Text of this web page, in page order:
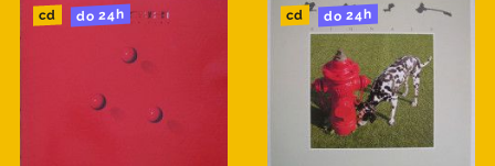
cd do 24h cd do 24h